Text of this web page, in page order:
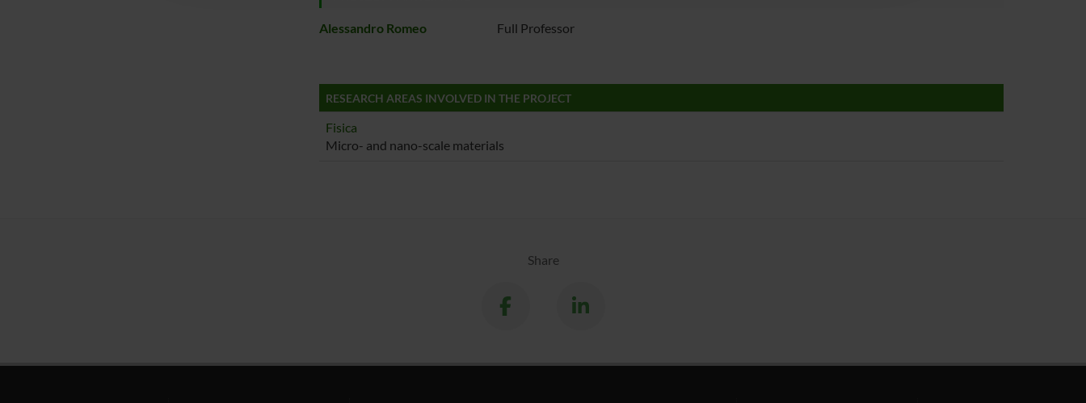
Alessandro Romeo Full Professor
RESEARCH AREAS INVOLVED IN THE PROJECT
Fisica
Micro- and nano-scale materials
Share